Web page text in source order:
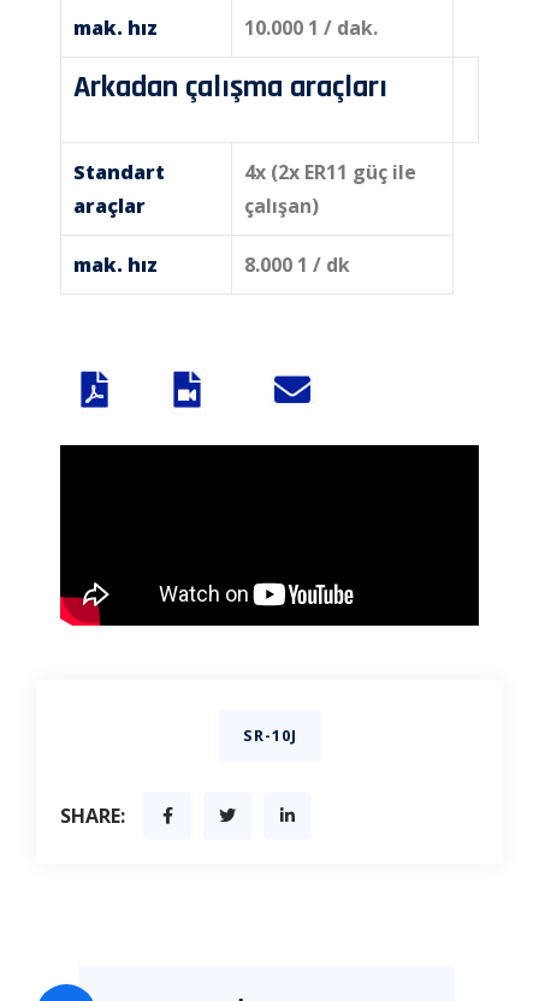
mak. hız 10.000 1 / dak.
Arkadan çalışma araçları
Standart
araçlar
4x (2x ER11 güç ile
çalışan)
mak. hız 8.000 1 / dk
SR-10J
SHARE: